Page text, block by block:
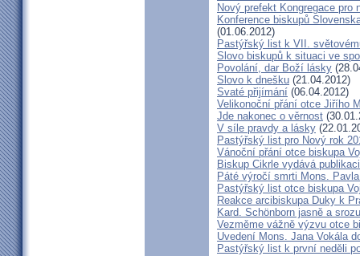
Nový prefekt Kongregace pro
Konference biskupů
(01.06.2012)
Pastýřský list k VII.
Slovo biskupů k situaci ve
Povolání, dar Boží lásky
Slovo k dnešku (21.04.2012)
Svaté přijímání (06.04.2012)
Velikonoční přání otce Jiřího
Jde nakonec o věrnost
V síle pravdy a lásky
Pastýřský list pro Nový rok
Vánoční přání otce biskupa
Biskup Cikrle vydává
Páté výročí smrti Mons.
Pastýřský list otce biskupa
Reakce arcibiskupa Duky k
Kard. Schönborn jasně a
Vezměme vážně výzvu otce
Uvedení Mons. Jana Vokála
Pastýřský list k první neděli